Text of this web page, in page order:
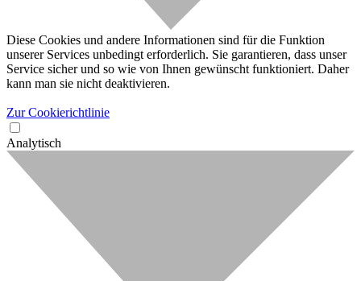
Diese Cookies und andere Informationen sind für die Funktion
unserer Services unbedingt erforderlich. Sie garantieren, dass unser
Service sicher und so wie von Ihnen gewünscht funktioniert. Daher
kann man sie nicht deaktivieren.
Zur Cookierichtlinie
Analytisch